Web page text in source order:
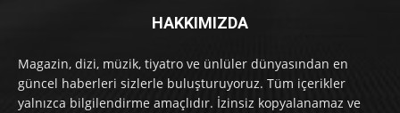
HAKKIMIZDA
Magazin, dizi, müzik, tiyatro ve ünlüler dünyasından en
güncel haberleri sizlerle buluşturuyoruz. Tüm içerikler
yalnızca bilgilendirme amaçlıdır. İzinsiz kopyalanamaz ve